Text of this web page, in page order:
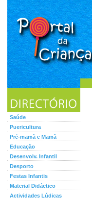
Saúde
Puericultura
Pré-mamã e Mamã
Educação
Desenvolv. Infantil
Desporto
Festas Infantis
Material Didáctico
Actividades Lúdicas